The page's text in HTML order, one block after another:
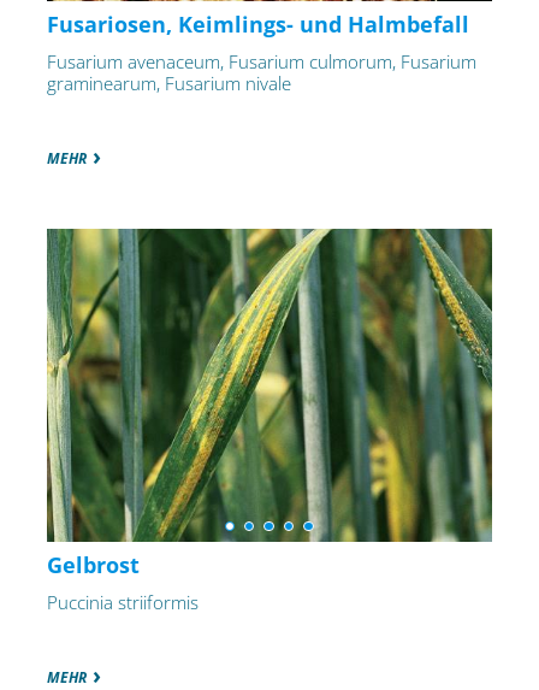
Fusariosen, Keimlings- und Halmbefall
Fusarium avenaceum, Fusarium culmorum, Fusarium
graminearum, Fusarium nivale
MEHR
Gelbrost
Puccinia striiformis
MEHR